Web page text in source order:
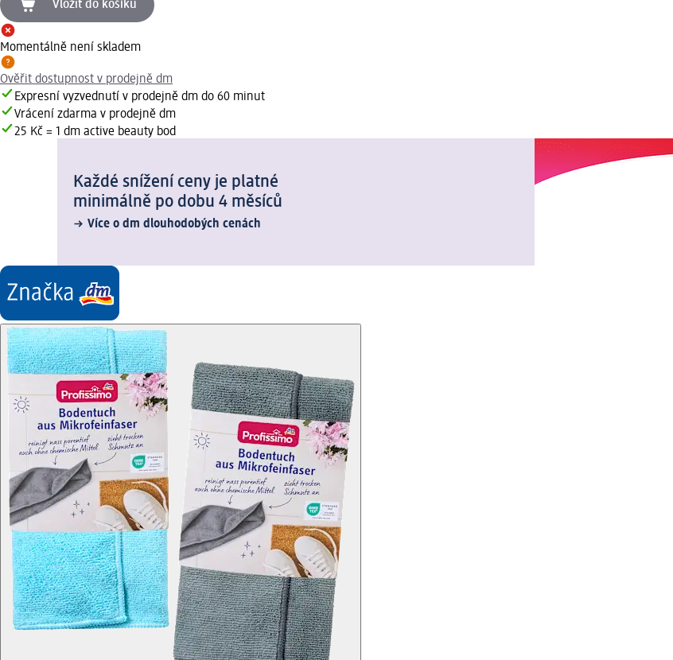
Vložit do košíku
Momentálně není skladem
Ověřit dostupnost v prodejně dm
Expresní vyzvednutí v prodejně dm do 60 minut
Vrácení zdarma v prodejně dm
25 Kč = 1 dm active beauty bod
Každé snížení ceny je platné
minimálně po dobu 4 měsíců
Více o dm dlouhodobých cenách